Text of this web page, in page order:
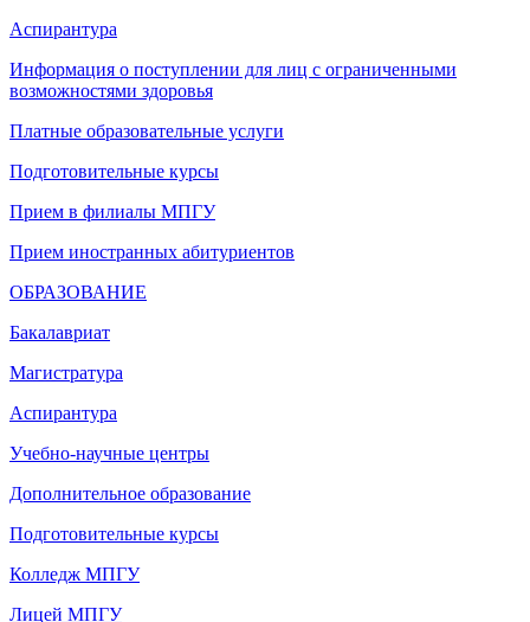
Аспирантура
Информация о поступлении для лиц с ограниченными
возможностями здоровья
Платные образовательные услуги
Подготовительные курсы
Прием в филиалы МПГУ
Прием иностранных абитуриентов
ОБРАЗОВАНИЕ
Бакалавриат
Магистратура
Аспирантура
Учебно-научные центры
Дополнительное образование
Подготовительные курсы
Колледж МПГУ
Лицей МПГУ